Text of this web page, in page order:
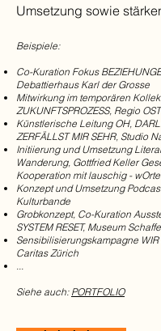
Umsetzung sowie
Beispiele:
Co-Kuration Fokus
Debattierhaus Karl der Grosse
Mitwirkung im temporären
ZUKUNFTSPROZESS, Regio
Künstlerische Leitung OH,
ZERFÄLLST MIR SEHR, Studio
Initiierung und Umsetzung
Wanderung, Gottfried Keller
Kooperation mit lauschig -
Konzept und Umsetzung
Kulturbande
Grobkonzept, Co-Kuration
SYSTEM RESET, Museum
Sensibilisierungskampagne WIR
Caritas Zürich
...
Siehe auch: PORTFOLIO